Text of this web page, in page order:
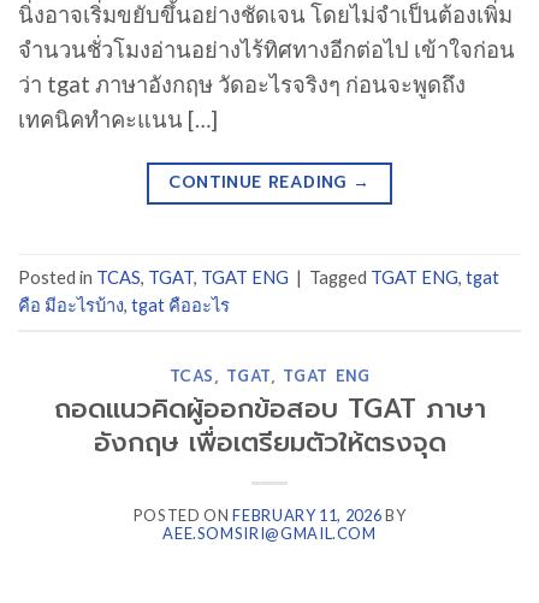
นิ่งอาจเริ่มขยับขึ้นอย่างชัดเจน โดยไม่จำเป็นต้องเพิ่ม
จำนวนชั่วโมงอ่านอย่างไร้ทิศทางอีกต่อไป เข้าใจก่อน
ว่า tgat ภาษาอังกฤษ วัดอะไรจริงๆ ก่อนจะพูดถึง
เทคนิคทำคะแนน […]
CONTINUE READING →
Posted in TCAS, TGAT, TGAT ENG | Tagged TGAT ENG, tgat
คือ มีอะไรบ้าง, tgat คืออะไร
TCAS, TGAT, TGAT ENG
ถอดแนวคิดผู้ออกข้อสอบ TGAT ภาษา
อังกฤษ เพื่อเตรียมตัวให้ตรงจุด
POSTED ONFEBRUARY 11, 2026BY
AEE.SOMSIRI@GMAIL.COM